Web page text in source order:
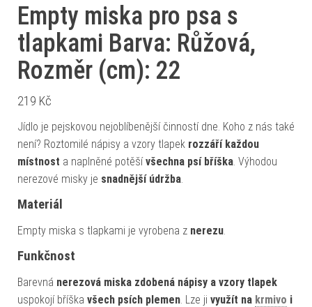
Empty miska pro psa s
tlapkami Barva: Růžová,
Rozměr (cm): 22
219 Kč
Jídlo je pejskovou nejoblíbenější činností dne. Koho z nás také
není? Roztomilé nápisy a vzory tlapek rozzáří každou
místnost a naplněné potěšívšechna psí bříška . Výhodou
nerezové misky je snadnější údržba
Materiál
Empty miska s tlapkami je vyrobena z nerezu
Funkčnost
Barevná nerezová miska zdobená nápisy a vzory tlapek
uspokojí bříška všech psích plemen . Lze ji využít na krmivo i